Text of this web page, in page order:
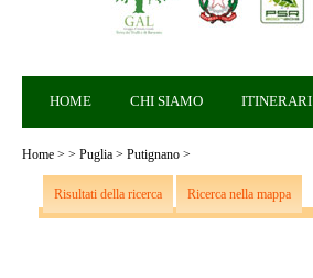
HOME CHI SIAMO ITINERARI
Home > > Puglia > Putignano >
Risultati della ricerca Ricerca nella mappa